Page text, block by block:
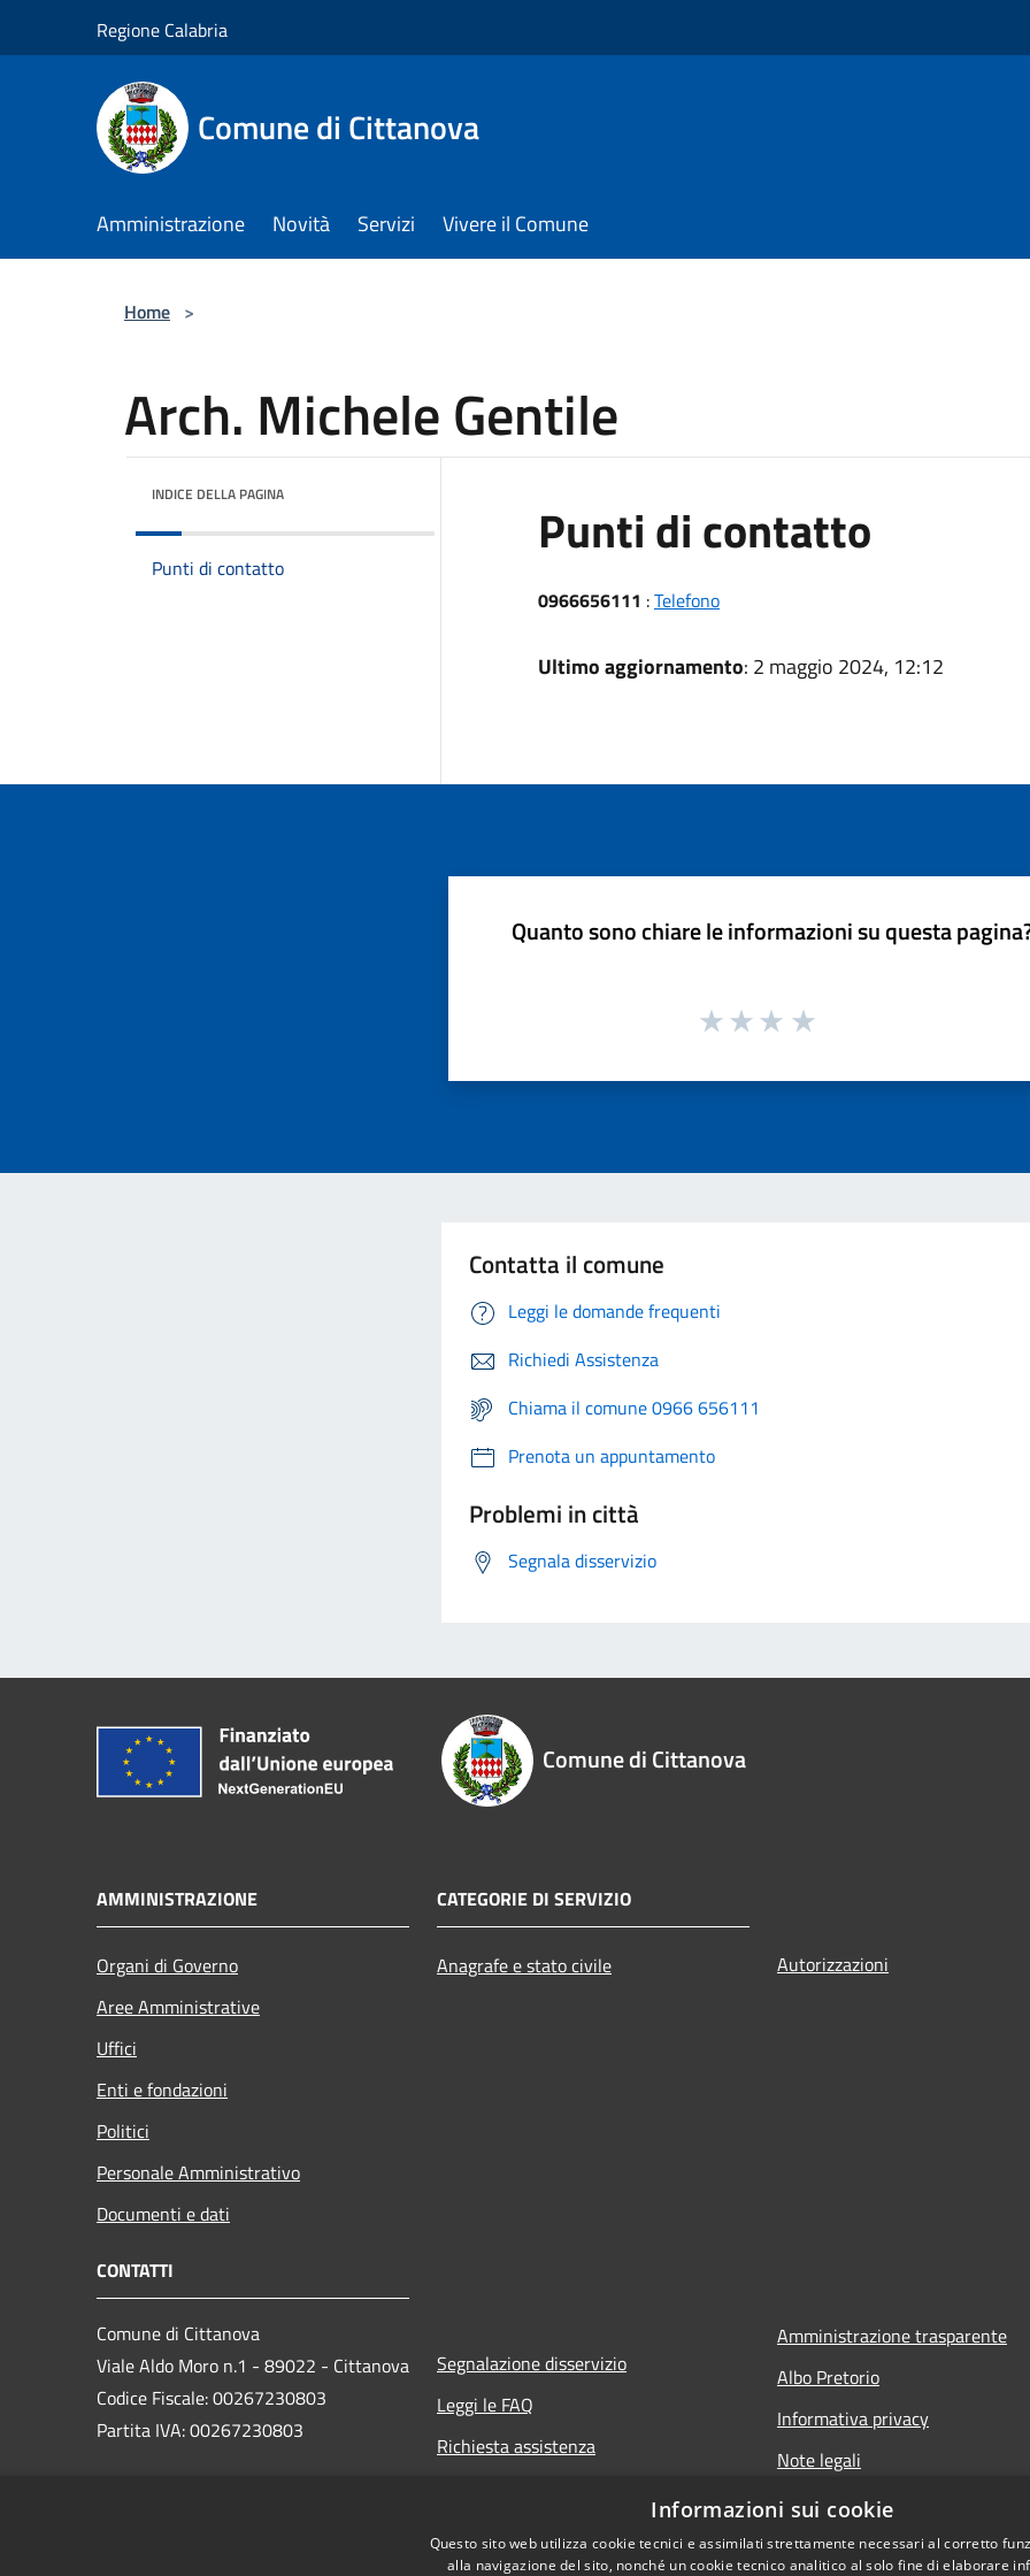
Regione Calabria
Comune di Cittanova
Amministrazione Novità Servizi Vivere il Comune
Home >
Arch. Michele Gentile
INDICE DELLA PAGINA
Punti di contatto
Punti di contatto
0966656111 :Telefono
Ultimo aggiornamento: 2 maggio 2024, 12:12
Quanto sono chiare le informazioni su questa
Contatta il comune
Leggi le domande frequenti
Richiedi Assistenza
Chiama il comune 0966 656111
Prenota un appuntamento
Problemi in città
Segnala disservizio
Comune di Cittanova
AMMINISTRAZIONE
Organi di Governo
Aree Amministrative
Uffici
Enti e fondazioni
Politici
Personale Amministrativo
Documenti e dati
CATEGORIE DI SERVIZIO
Anagrafe e stato civile Autorizzazioni
CONTATTI
Comune di Cittanova
Viale Aldo Moro n.1 - 89022 - Cittanova
Codice Fiscale: 00267230803
Partita IVA: 00267230803
Segnalazione disservizio
Leggi le FAQ
Richiesta assistenza
Amministrazione trasparente
Albo Pretorio
Informativa privacy
Note legali
Dichiarazione di accessibilità
Informazioni sui cookie
Questo sito web utilizza cookie tecnici e assimilati strettamente necessari al corretto
alla navigazione del sito, nonché un cookie tecnico analitico al solo fine di elaborare